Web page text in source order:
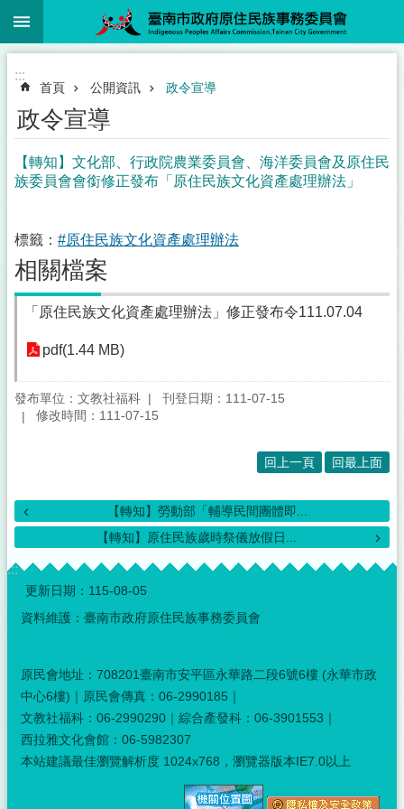
跳到主要內容區塊
:::
首頁 公開資訊 政令宣導
政令宣導
【轉知】文化部、行政院農業委員會、海洋委員會及原住民
族委員會會銜修正發布「原住民族文化資產處理辦法」
標籤： #原住民族文化資產處理辦法
相關檔案
「原住民族文化資產處理辦法」修正發布令111.07.04
pdf(1.44 MB)
發布單位：文教社福科
刊登日期：111-07-15
修改時間：111-07-15
回上一頁 回最上面
【轉知】勞動部「輔導民間團體即...
【轉知】原住民族歲時祭儀放假日...
:::
更新日期： 115-08-05
資料維護：臺南市政府原住民族事務委員會
原民會地址：708201臺南市安平區永華路二段6號6樓 (永華市政
中心6樓)｜原民會傳真：06-2990185｜
文教社福科：06-2990290｜綜合產發科：06-3901553｜
西拉雅文化會館：06-5982307
本站建議最佳瀏覽解析度 1024x768，瀏覽器版本IE7.0以上